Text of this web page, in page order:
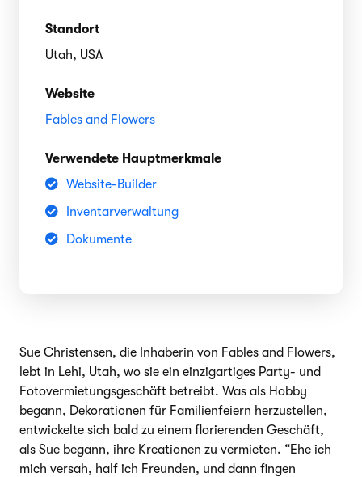
Standort
Utah, USA
Website
Fables and Flowers
Verwendete Hauptmerkmale
Website-Builder
Inventarverwaltung
Dokumente
Sue Christensen, die Inhaberin von Fables and Flowers,
lebt in Lehi, Utah, wo sie ein einzigartiges Party- und
Fotovermietungsgeschäft betreibt. Was als Hobby
begann, Dekorationen für Familienfeiern herzustellen,
entwickelte sich bald zu einem florierenden Geschäft,
als Sue begann, ihre Kreationen zu vermieten. “Ehe ich
mich versah, half ich Freunden, und dann fingen